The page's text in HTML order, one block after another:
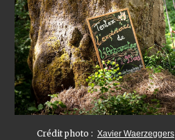
Crédit photo : Xavier Waerzeggers